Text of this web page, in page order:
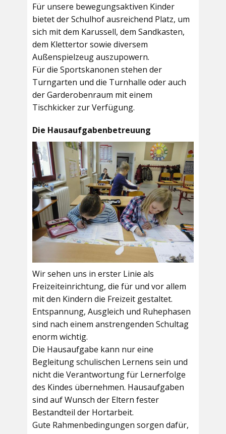
Für unsere bewegungsaktiven Kinder
bietet derSchulhofausreichend Platz, um
sich mit dem Karussell, dem Sandkasten,
dem Klettertor sowie diversem
Außenspielzeug auszupowern.
Für die Sportskanonen stehen der
Turngarten und die Turnhalle oder auch
derGarderobenraum mit einem
Tischkicker zur Verfügung.
Die Hausaufgabenbetreuung
Wir sehen uns in erster Linie als
Freizeiteinrichtung, die für und vor allem
mit den Kindern die Freizeit gestaltet.
Entspannung, Ausgleich und Ruhephasen
sind nach einem anstrengenden Schultag
enorm wichtig.
Die Hausaufgabe kann nur eine
Begleitung schulischen Lernens sein und
nicht die Verantwortung für Lernerfolge
des Kindes übernehmen. Hausaufgaben
sind auf Wunsch der Eltern fester
Bestandteil der Hortarbeit.
Gute Rahmenbedingungen sorgen dafür,